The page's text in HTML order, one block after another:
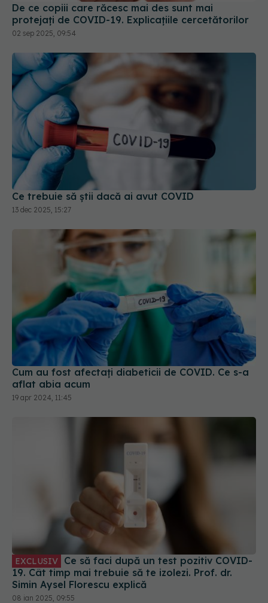
De ce copiii care răcesc mai des sunt mai
protejați de COVID-19. Explicațiile cercetătorilor
02 sep 2025, 09:54
Ce trebuie să știi dacă ai avut COVID
13 dec 2025, 15:27
Cum au fost afectați diabeticii de COVID. Ce s-a
aflat abia acum
19 apr 2024, 11:45
EXCLUSIV
19. Cât timp mai trebuie să te izolezi. Prof. dr.
Simin Aysel Florescu explică
08 ian 2025, 09:55